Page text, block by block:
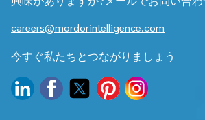
careers@mordorintelligence.com
今すぐ私たちとつながりましょう